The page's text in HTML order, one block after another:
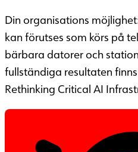
Din organisations
kan förutses som körs på
bärbara datorer och
fullständiga resultaten
Rethinking Critical AI